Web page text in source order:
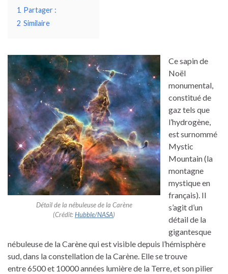
1 Partager :
2 Similaire
Détail de la nébuleuse de la Carène
(Crédit:Hubble/NASA)
Ce sapin de
Noël
monumental,
constitué de
gaz tels que
l’hydrogène,
est surnommé
Mystic
Mountain (la
montagne
mystique en
français). Il
s’agit d’un
détail de la
gigantesque
nébuleuse de la Carène qui est visible depuis l’hémisphère
sud, dans la constellation de la Carène. Elle se trouve
entre 6500 et 10000 années lumière de la Terre, et son pilier